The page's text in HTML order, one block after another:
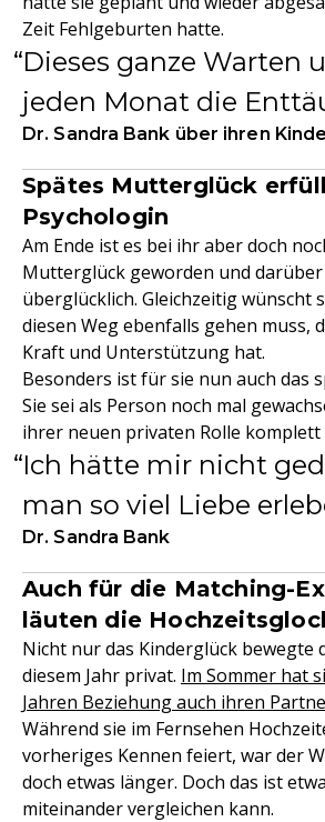
Zeit Fehlgeburten hatte.
Dieses ganze Warten
jeden Monat die
Dr. Sandra Bank über ihren
Spätes Mutterglück
Psychologin
Am Ende ist es bei ihr aber doch
Mutterglück geworden und darüber
überglücklich. Gleichzeitig wünscht
diesen Weg ebenfalls gehen muss,
Kraft und Unterstützung hat.
Besonders ist für sie nun auch das
Sie sei als Person noch mal
ihrer neuen privaten Rolle komplett
Ich hätte mir nicht
man so viel Liebe
Dr. Sandra Bank
Auch für die Matching-
läuten die
Nicht nur das Kinderglück bewegte
diesem Jahr privat. Im Sommer hat
Jahren Beziehung auch ihren
Während sie im Fernsehen
vorheriges Kennen feiert, war der
doch etwas länger. Doch das ist
miteinander vergleichen kann.